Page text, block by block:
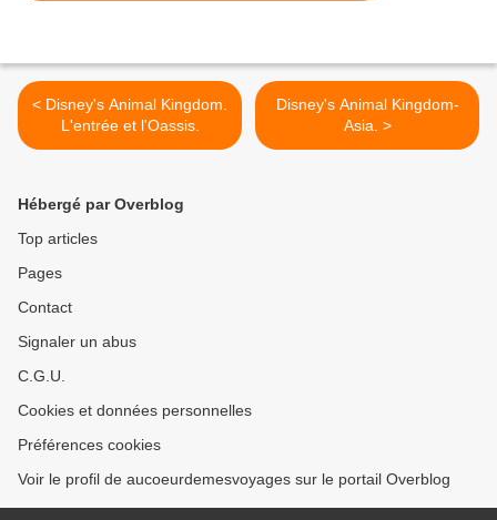
< Disney's Animal Kingdom.
L'entrée et l'Oassis.
Disney's Animal Kingdom-
Asia. >
Hébergé par Overblog
Top articles
Pages
Contact
Signaler un abus
C.G.U.
Cookies et données personnelles
Préférences cookies
Voir le profil de aucoeurdemesvoyages sur le portail Overblog